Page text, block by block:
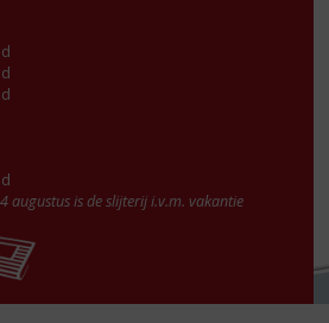
augustus is de slijterij i.v.m. vakantie